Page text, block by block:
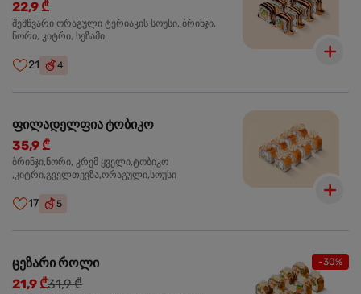
22,9 ₾
შემწვარი ორაგული ტერიაკის სოუსი, ბრინჯი,
ნორი, კიტრი, სეზამი
21 4
ფილადელფია ტობიკო
35,9 ₾
ბრინჯი,ნორი, კრემ ყველი,ტობიკო
,კიტრი,გველთევზა,ორაგული,სოუსი
17 5
-30%
ცეზარი როლი
21,9 ₾31,9 ₾